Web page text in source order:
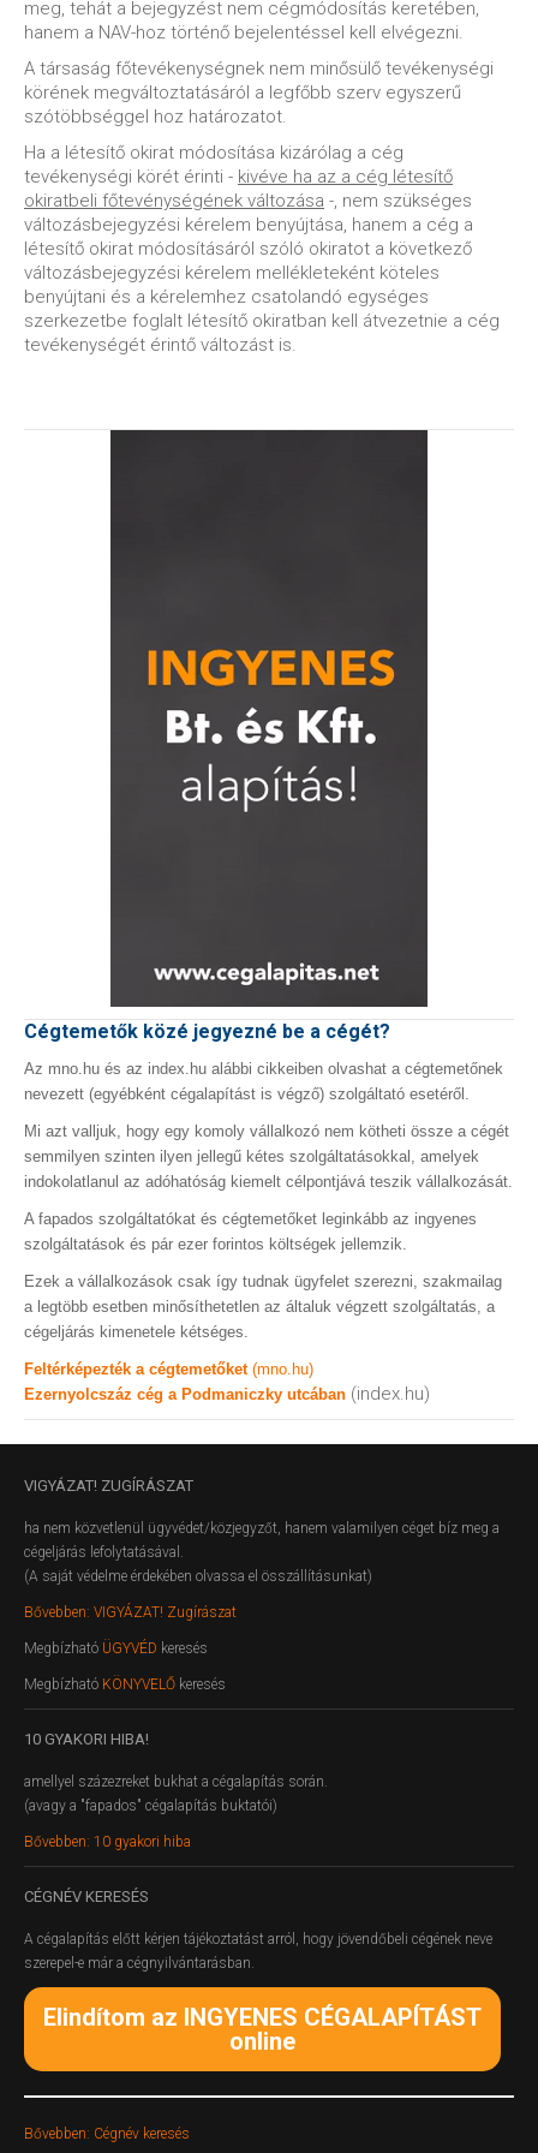
meg, tehát a bejegyzést nem cégmódosítás keretében,
hanem a NAV-hoz történő bejelentéssel kell elvégezni.
A társaság főtevékenységnek nem minősülő tevékenységi
körének megváltoztatásáról a legfőbb szerv egyszerű
szótöbbséggel hoz határozatot.
Ha a létesítő okirat módosítása kizárólag a cég
tevékenységi körét érinti - kivéve ha az a cég létesítő
okiratbeli főtevénységének változása -, nem szükséges
változásbejegyzési kérelem benyújtása, hanem a cég a
létesítő okirat módosításáról szóló okiratot a következő
változásbejegyzési kérelem mellékleteként köteles
benyújtani és a kérelemhez csatolandó egységes
szerkezetbe foglalt létesítő okiratban kell átvezetnie a cég
tevékenységét érintő változást is.
Cégtemetők közé jegyezné be a cégét?
Az mno.hu és az index.hu alábbi cikkeiben olvashat a cégtemetőnek
nevezett (egyébként cégalapítást is végző) szolgáltató esetéről.
Mi azt valljuk, hogy egy komoly vállalkozó nem kötheti össze a cégét
semmilyen szinten ilyen jellegű kétes szolgáltatásokkal, amelyek
indokolatlanul az adóhatóság kiemelt célpontjává teszik vállalkozását.
A fapados szolgáltatókat és cégtemetőket leginkább az ingyenes
szolgáltatások és pár ezer forintos költségek jellemzik.
Ezek a vállalkozások csak így tudnak ügyfelet szerezni, szakmailag
a legtöbb esetben minősíthetetlen az általuk végzett szolgáltatás, a
cégeljárás kimenetele kétséges.
Feltérképezték a cégtemetőket (mno.hu)
Ezernyolcszáz cég a Podmaniczky utcában (index.hu)
VIGYÁZAT! ZUGÍRÁSZAT
ha nem közvetlenül ügyvédet/közjegyzőt, hanem valamilyen céget bíz meg a
cégeljárás lefolytatásával.
(A saját védelme érdekében olvassa el összállításunkat)
Bővebben: VIGYÁZAT! Zugírászat
Megbízható ÜGYVÉD keresés
Megbízható KÖNYVELŐ keresés
10 GYAKORI HIBA!
amellyel százezreket bukhat a cégalapítás során.
(avagy a "fapados" cégalapítás buktatói)
Bővebben: 10 gyakori hiba
CÉGNÉV KERESÉS
A cégalapítás előtt kérjen tájékoztatást arról, hogy jövendőbeli cégének neve
szerepel-e már a cégnyilvántarásban.
Elindítom az INGYENES CÉGALAPÍTÁST
online
Bővebben: Cégnév keresés